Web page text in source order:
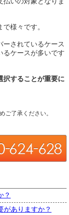
様々です。
ーされているケース
るケースが多いです
択することが重要に
ご了承ください。
？
がありますか？